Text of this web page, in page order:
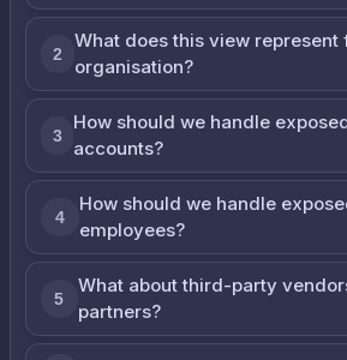
2
What does this view represent
organisation?
3
How should we handle
accounts?
4
How should we handle
employees?
5
What about third-party
partners?